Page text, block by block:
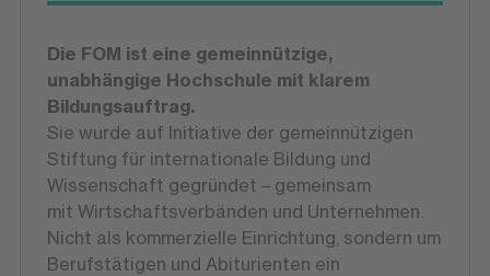
Die FOM ist eine gemeinnützige,
unabhängige Hochschule mit klarem
Bildungsauftrag.
Sie wurde auf Initiative der gemeinnützigen
Stiftung für internationale Bildung und
Wissenschaft gegründet – gemeinsam
mit Wirtschaftsverbänden und Unternehmen.
Nicht als kommerzielle Einrichtung, sondern um
Berufstätigen und Abiturienten ein